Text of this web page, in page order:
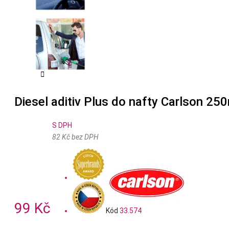


Diesel aditiv Plus do nafty Carlson
99 Kč
S DPH
82 Kč bez DPH
Kód 33.574